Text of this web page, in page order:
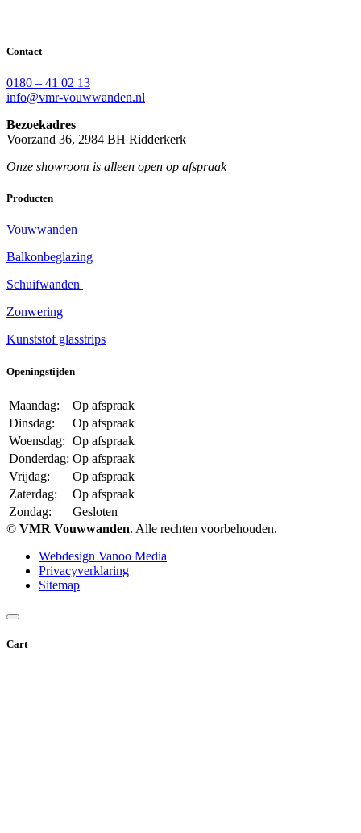
Contact
0180 – 41 02 13
info@vmr-vouwwanden.nl
Bezoekadres
Voorzand 36, 2984 BH Ridderkerk
Onze showroom is alleen open op afspraak
Producten
Vouwwanden
Balkonbeglazing
Schuifwanden
Zonwering
Kunststof glasstrips
Openingstijden
Maandag:
Op afspraak
Dinsdag:
Op afspraak
Woensdag: Op afspraak
Donderdag: Op afspraak
Vrijdag:
Op afspraak
Zaterdag:
Op afspraak
Zondag:
Gesloten
© VMR Vouwwanden. Alle rechten voorbehouden.
Webdesign Vanoo Media
Privacyverklaring
Sitemap
Cart